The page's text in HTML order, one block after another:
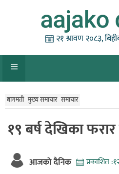
२१ श्रावण २०८३,
बागमती मुख्य समाचार समाचार
१९ बर्ष देखिका फरार
आजको दैनिक प्रकाशित :